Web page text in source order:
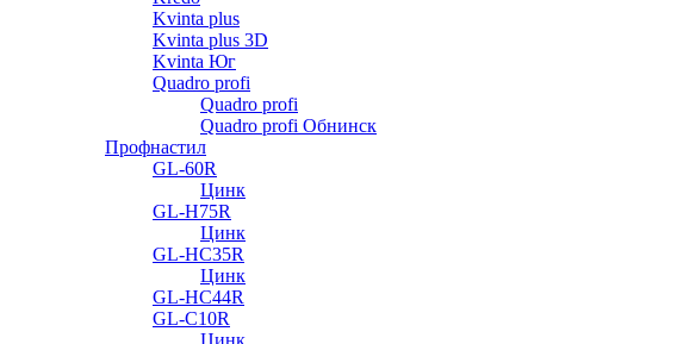
Kvinta plus
Kvinta plus 3D
Kvinta Юг
Quadro profi
Quadro profi
Quadro profi Обнинск
Профнастил
GL-60R
Цинк
GL-H75R
Цинк
GL-HC35R
Цинк
GL-HC44R
GL-С10R
Цинк